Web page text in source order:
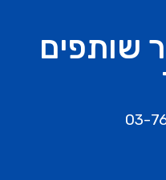
שותפים